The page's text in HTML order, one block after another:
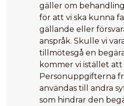
gäller om
för att vi ska kunna
gällande eller
anspråk. Skulle vi
tillmötesgå en
kommer vi istället
Personuppgifterna
användas till andra
som hindrar den